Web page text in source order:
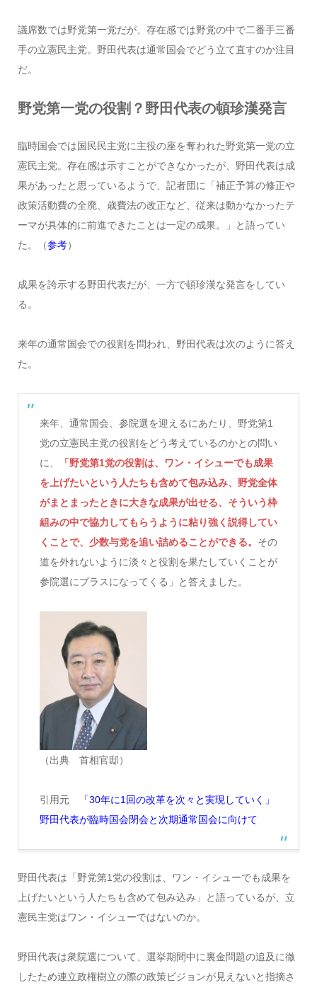
議席数では野党第一党だが、存在感では野党の中で二番手三番
手の立憲民主党。野田代表は通常国会でどう立て直すのか注目
だ。
野党第一党の役割？野田代表の頓珍漢発言
臨時国会では国民民主党に主役の座を奪われた野党第一党の立
憲民主党。存在感は示すことができなかったが、野田代表は成
果があったと思っているようで、記者団に「補正予算の修正や
政策活動費の全廃、歳費法の改正など、従来は動かなかったテ
ーマが具体的に前進できたことは一定の成果。」と語ってい
た。（参考）
成果を誇示する野田代表だが、一方で頓珍漢な発言をしてい
る。
来年の通常国会での役割を問われ、野田代表は次のように答え
た。
来年、通常国会、参院選を迎えるにあたり、野党第1
党の立憲民主党の役割をどう考えているのかとの問い
に、
「野党第1党の役割は、ワン・イシューでも成果
を上げたいという人たちも含めて包み込み、野党全体
がまとまったときに大きな成果が出せる、そういう枠
組みの中で協力してもらうように粘り強く説得してい
くことで、少数与党を追い詰めることができる。 その
道を外れないように淡々と役割を果たしていくことが
参院選にプラスになってくる」と答えました。
（出典 首相官邸）
引用元
「30年に1回の改革を次々と実現していく」
野田代表が臨時国会閉会と次期通常国会に向けて
野田代表は「野党第1党の役割は、ワン・イシューでも成果を
上げたいという人たちも含めて包み込み」と語っているが、立
憲民主党はワン・イシューではないのか。
野田代表は衆院選について、選挙期間中に裏金問題の追及に徹
したため連立政権樹立の際の政策ビジョンが見えないと指摘さ